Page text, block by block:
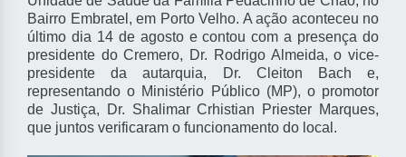
Bairro Embratel, em Porto Velho. A ação aconteceu no
último dia 14 de agosto e contou com a presença do
presidente do Cremero, Dr. Rodrigo Almeida, o vice-
presidente da autarquia, Dr. Cleiton Bach e,
representando o Ministério Público (MP), o promotor
de Justiça, Dr. Shalimar Crhistian Priester Marques,
que juntos verificaram o funcionamento do local.